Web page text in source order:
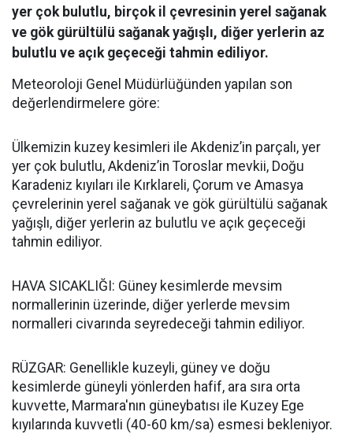
yer çok bulutlu, birçok il çevresinin yerel sağanak
ve gök gürültülü sağanak yağışlı, diğer yerlerin az
bulutlu ve açık geçeceği tahmin ediliyor.
Meteoroloji Genel Müdürlüğünden yapılan son
değerlendirmelere göre:
Ülkemizin kuzey kesimleri ile Akdeniz’in parçalı, yer
yer çok bulutlu, Akdeniz’in Toroslar mevkii, Doğu
Karadeniz kıyıları ile Kırklareli, Çorum ve Amasya
çevrelerinin yerel sağanak ve gök gürültülü sağanak
yağışlı, diğer yerlerin az bulutlu ve açık geçeceği
tahmin ediliyor.
HAVA SICAKLIĞI: Güney kesimlerde mevsim
normallerinin üzerinde, diğer yerlerde mevsim
normalleri civarında seyredeceği tahmin ediliyor.
RÜZGAR: Genellikle kuzeyli, güney ve doğu
kesimlerde güneyli yönlerden hafif, ara sıra orta
kuvvette, Marmara'nın güneybatısı ile Kuzey Ege
kıyılarında kuvvetli (40-60 km/sa) esmesi bekleniyor.